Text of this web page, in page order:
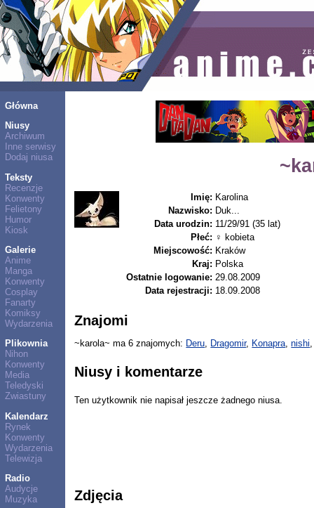
Główna
Niusy
Archiwum
Inne serwisy
Dodaj niusa
Teksty
Recenzje
Konwenty
Felietony
Humor
Kiosk
Galerie
Anime
Manga
Konwenty
Cosplay
Fanarty
Komiksy
Wydarzenia
Plikownia
Nihon
Konwenty
Media
Teledyski
Zwiastuny
Kalendarz
Rynek
Konwenty
Wydarzenia
Telewizja
Radio
Audycje
Muzyka
Imię: Karolina
Nazwisko: Duk...
Data urodzin: 11/29/91 (35 lat)
Płeć: ♀ kobieta
Miejscowość: Kraków
Kraj: Polska
Ostatnie logowanie: 29.08.2009
Data rejestracji: 18.09.2008
Znajomi
~karola~ ma 6 znajomych: Deru, Dragomir, Konapra,nishi
Niusy i komentarze
Ten użytkownik nie napisał jeszcze żadnego niusa.
Zdjęcia